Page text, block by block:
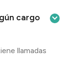
cargo
llamadas